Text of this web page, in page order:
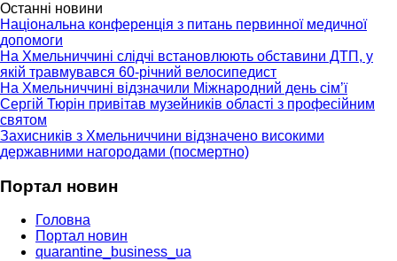
Останні новини
Національна конференція з питань первинної медичної
допомоги
На Хмельниччині слідчі встановлюють обставини ДТП, у
якій травмувався 60-річний велосипедист
На Хмельниччині відзначили Міжнародний день сім’ї
Сергій Тюрін привітав музейників області з професійним
святом
Захисників з Хмельниччини відзначено високими
державними нагородами (посмертно)
Портал новин
Головна
Портал новин
quarantine_business_ua